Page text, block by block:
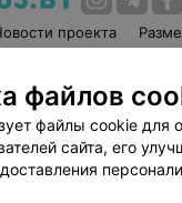
проекта
соглашение
Вакансии
Партнеры
руководителю
файлов
файлы cookie для
сайта, его